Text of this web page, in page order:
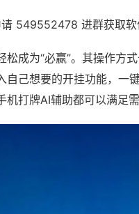
549552478 进群获取软
松成为“必赢”。其操作方
自己想要的开挂功能，一
打牌AI辅助都可以满足需